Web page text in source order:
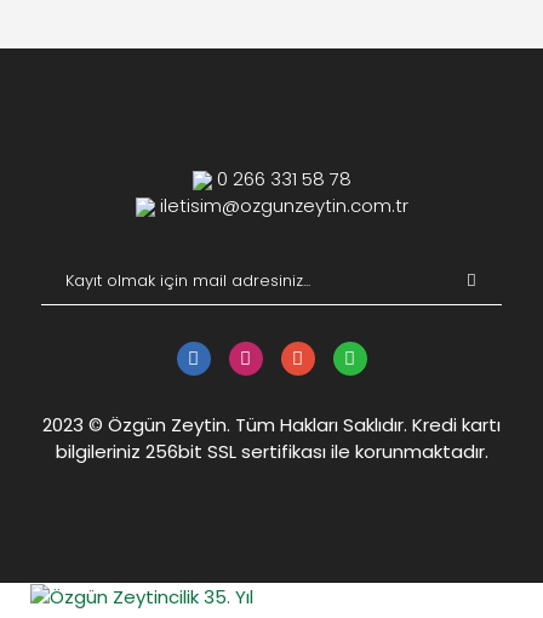
0 266 331 58 78
iletisim@ozgunzeytin.com.tr
2023 © Özgün Zeytin. Tüm Hakları Saklıdır. Kredi kartı
bilgileriniz 256bit SSL sertifikası ile korunmaktadır.